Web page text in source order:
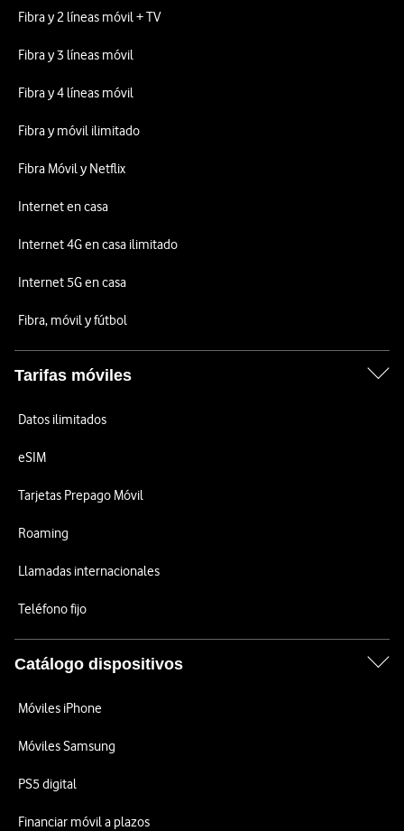
Fibra y 2 líneas móvil + TV
Fibra y 3 líneas móvil
Fibra y 4 líneas móvil
Fibra y móvil ilimitado
Fibra Móvil y Netflix
Internet en casa
Internet 4G en casa ilimitado
Internet 5G en casa
Fibra, móvil y fútbol
Tarifas móviles
Datos ilimitados
eSIM
Tarjetas Prepago Móvil
Roaming
Llamadas internacionales
Teléfono fijo
Catálogo dispositivos
Móviles iPhone
Móviles Samsung
PS5 digital
Financiar móvil a plazos